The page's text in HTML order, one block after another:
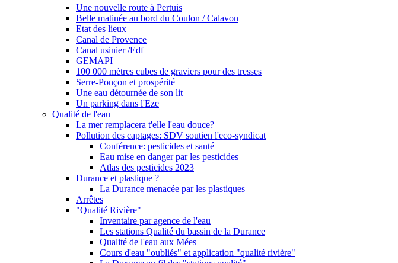
Une nouvelle route à Pertuis
Belle matinée au bord du Coulon / Calavon
Etat des lieux
Canal de Provence
Canal usinier /Edf
GEMAPI
100 000 mètres cubes de graviers pour des tresses
Serre-Ponçon et prospérité
Une eau détournée de son lit
Un parking dans l'Eze
Qualité de l'eau
La mer remplacera t'elle l'eau douce?
Pollution des captages: SDV soutien l'eco-syndicat
Conférence: pesticides et santé
Eau mise en danger par les pesticides
Atlas des pesticides 2023
Durance et plastique ?
La Durance menacée par les plastiques
Arrêtes
"Qualité Rivière"
Inventaire par agence de l'eau
Les stations Qualité du bassin de la Durance
Qualité de l'eau aux Mées
Cours d'eau "oubliés" et application "qualité rivière"